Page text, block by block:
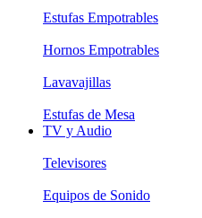
Estufas Empotrables
Hornos Empotrables
Lavavajillas
Estufas de Mesa
TV y Audio
Televisores
Equipos de Sonido